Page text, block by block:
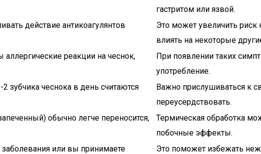
гастритом или язвой.
действие антикоагулянтов
Это может увеличить
влиять на некоторые
реакции на чеснок,
При появлении таких
употребление.
зубчика чеснока в день считаются
Важно прислушиваться к
переусердствовать.
обычно легче переносится,
Термическая обработка
побочные эффекты.
заболевания или вы принимаете
Это поможет избежать